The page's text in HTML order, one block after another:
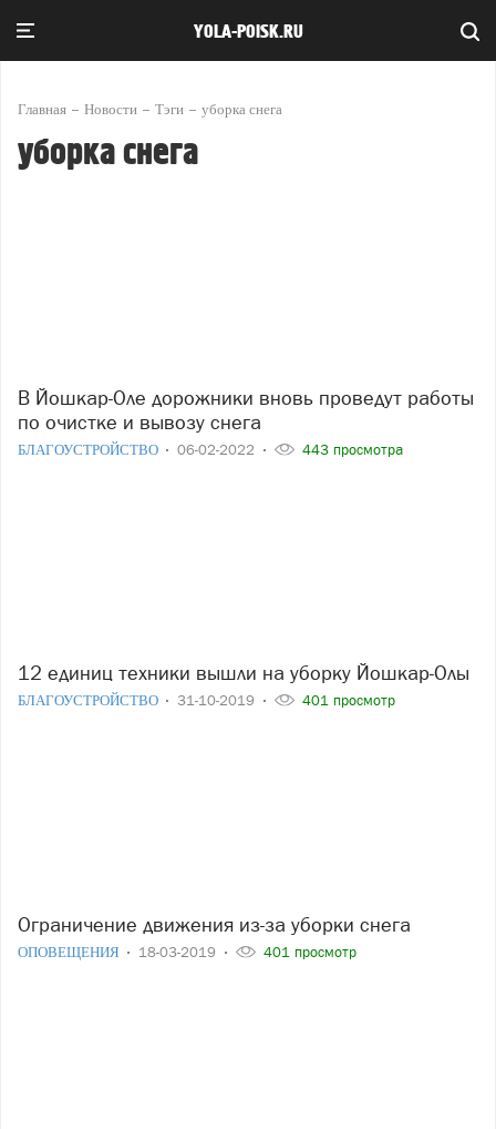
YOLA-POISK.RU
Главная Новости Тэги уборка снега
уборка снега
В Йошкар-Оле дорожники вновь проведут работы
по очистке и вывозу снега
БЛАГОУСТРОЙСТВО 06-02-2022 443 просмотра
12 единиц техники вышли на уборку Йошкар-Олы
БЛАГОУСТРОЙСТВО 31-10-2019 401 просмотр
Ограничение движения из-за уборки снега
ОПОВЕЩЕНИЯ 18-03-2019 401 просмотр